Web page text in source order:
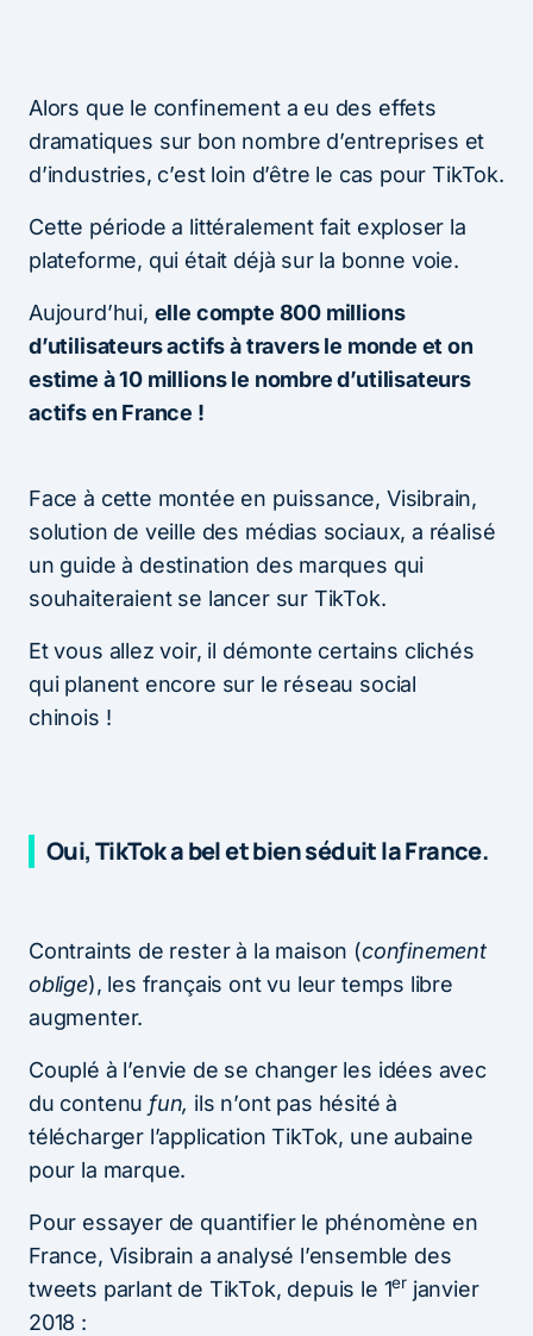
Alors que le confinement a eu des effets
dramatiques sur bon nombre d’entreprises et
d’industries, c’est loin d’être le cas pour TikTok.
Cette période a littéralement fait exploser la
plateforme, qui était déjà sur la bonne voie.
Aujourd’hui, elle compte 800 millions
d’utilisateurs actifs à travers le monde et on
estime à 10 millions le nombre d’utilisateurs
actifs en France !
Face à cette montée en puissance, Visibrain,
solution de veille des médias sociaux, a réalisé
un guide à destination des marques qui
souhaiteraient se lancer sur TikTok.
Et vous allez voir, il démonte certains clichés
qui planent encore sur le réseau social
chinois !
Oui, TikTok a bel et bien séduit la France.
Contraints de rester à la maison (confinement
oblige), les français ont vu leur temps libre
augmenter.
Couplé à l’envie de se changer les idées avec
du contenu fun, ils n’ont pas hésité à
télécharger l’application TikTok, une aubaine
pour la marque.
Pour essayer de quantifier le phénomène en
France, Visibrain a analysé l’ensemble des
tweets parlant de TikTok, depuis le 1erjanvier
2018 :